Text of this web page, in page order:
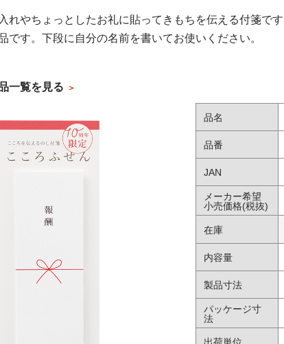
れやちょっとしたお礼に貼ってきもちを伝える付箋で
です。下段に自分の名前を書いてお使いください。
一覧を見る
品名
品番
JAN
メーカー希望
小売価格(税抜)
在庫
内容量
製品寸法
パッケージ寸
法